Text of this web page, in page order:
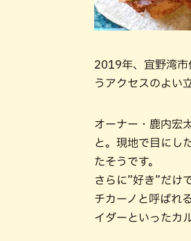
2019年、宜野湾市
うアクセスのよい
オーナー・鹿内宏
と。現地で目にし
たそうです。
さらに”好き”だけ
チカーノと呼ばれ
イダーといったカ